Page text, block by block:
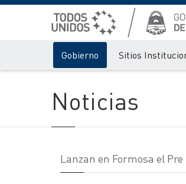
Gobierno Sitios
Noticias
Lanzan en Formosa el Pre